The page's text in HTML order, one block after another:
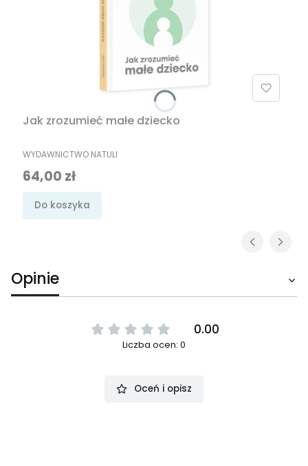
Jak zrozumieć małe dziecko
PRODUCENT
WYDAWNICTWO NATULI
Cena
64,00 zł
Do koszyka
Opinie
0.00
Liczba ocen: 0
Oceń i opisz